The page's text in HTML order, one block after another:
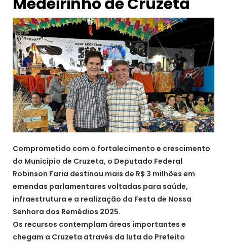
Comprometido com o fortalecimento e crescimento
do Município de Cruzeta, o Deputado Federal
Robinson Faria destinou mais de R$ 3 milhões em
emendas parlamentares voltadas para saúde,
infraestrutura e a realização da Festa de Nossa
Senhora dos Remédios 2025.
Os recursos contemplam áreas importantes e
chegam a Cruzeta através da luta do Prefeito